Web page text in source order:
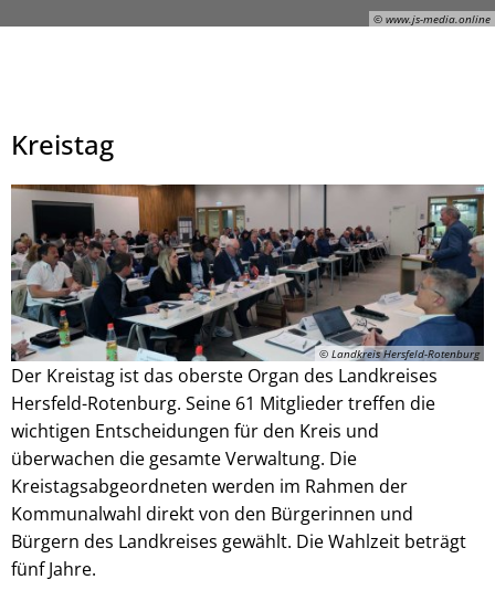
© www.js-media.online
Julian Schaepertoens, © www.js-media.online
Kreistag
© Landkreis Hersfeld-Rotenburg
Der Kreistag ist das oberste Organ des Landkreises
Hersfeld-Rotenburg. Seine 61 Mitglieder treffen die
wichtigen Entscheidungen für den Kreis und
überwachen die gesamte Verwaltung. Die
Kreistagsabgeordneten werden im Rahmen der
Kommunalwahl direkt von den Bürgerinnen und
Bürgern des Landkreises gewählt. Die Wahlzeit beträgt
fünf Jahre.